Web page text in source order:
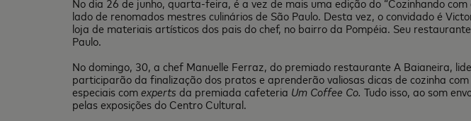
lado de renomados mestres culinários de São Paulo. Desta vez, o convidado é
loja de materiais artísticos dos pais do chef, no bairro da Pompéia. Seu
Paulo.
No domingo, 30, a chef Manuelle Ferraz, do premiado restaurante A Baianeira,
participarão da finalização dos pratos e aprenderão valiosas dicas de cozinha
especiais comexperts da premiada cafeteria Um Coffee Co. Tudo isso, ao som
pelas exposições do Centro Cultural.